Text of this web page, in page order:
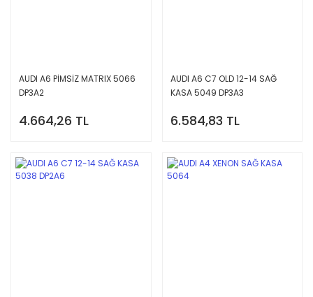
AUDI A6 PİMSİZ MATRIX 5066
DP3A2
4.664,26 TL
AUDI A6 C7 OLD 12-14 SAĞ
KASA 5049 DP3A3
6.584,83 TL